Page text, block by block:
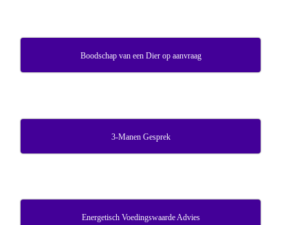
Boodschap van een Dier op aanvraag
3-Manen Gesprek
Energetisch Voedingswaarde Advies